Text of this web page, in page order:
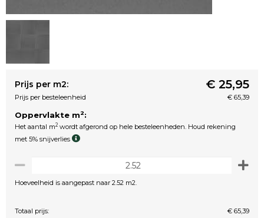
Prijs per m2: € 25,95
Prijs per besteleenheid € 65,39
Oppervlakte m2:
Het aantal m2 wordt afgerond op hele besteleenheden. Houd rekening
met 5% snijverlies
Hoeveelheid is aangepast naar 2.52 m2.
Totaal prijs:
€ 65,39